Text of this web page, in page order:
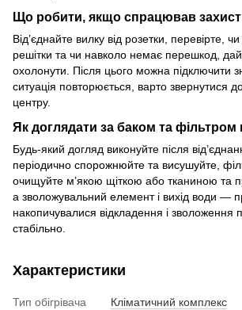
Що робити, якщо спрацював захист
Від’єднайте вилку від розетки, перевірте,
решітки та чи навколо немає перешкод,
охолонути. Після цього можна підключити
ситуація повторюється, варто звернутися
центру.
Як доглядати за баком та фільтром
Будь-який догляд виконуйте після
періодично спорожнюйте та висушуйте,
очищуйте м’якою щіткою або тканиною та
а зволожувальний елемент і вихід води —
накопичувалися відкладення і зволоження
стабільно.
Характеристики
Тип обігрівача
Кліматичний комплекс